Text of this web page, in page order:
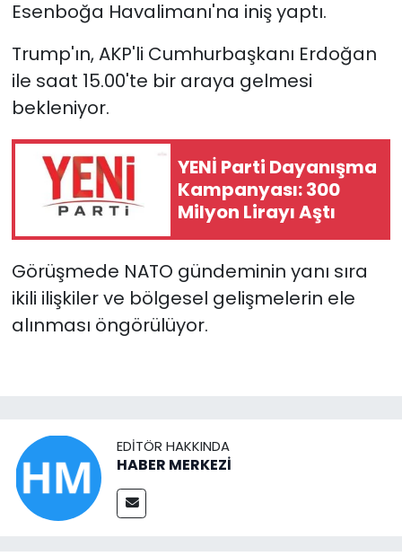
Esenboğa Havalimanı'na iniş yaptı.
Trump'ın, AKP'li Cumhurbaşkanı Erdoğan
ile saat 15.00'te bir araya gelmesi
bekleniyor.
YENİ Parti Dayanışma
Kampanyası: 300
Milyon Lirayı Aştı
Görüşmede NATO gündeminin yanı sıra
ikili ilişkiler ve bölgesel gelişmelerin ele
alınması öngörülüyor.
EDITÖR HAKKINDA
HABER MERKEZİ